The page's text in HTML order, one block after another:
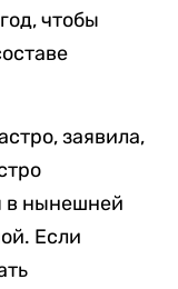
чтобы
заявила,
в нынешней
Если